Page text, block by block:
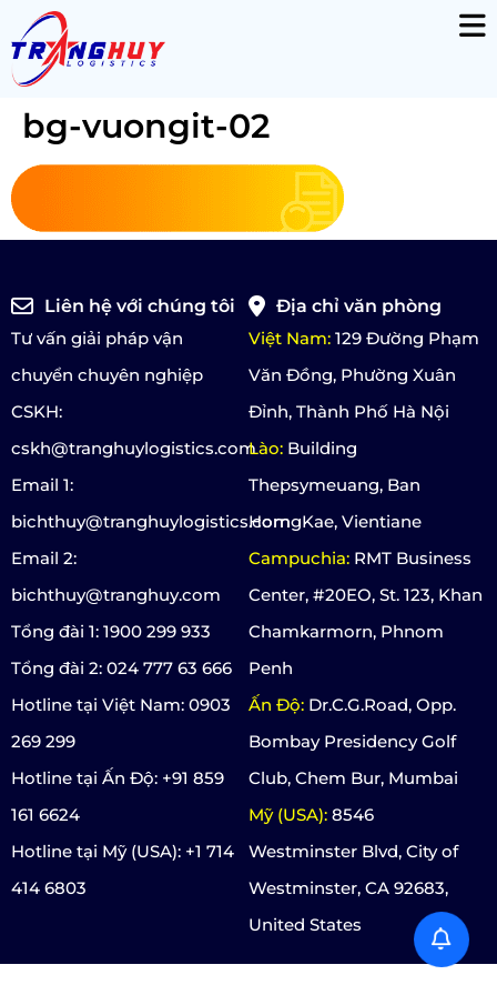
bg-vuongit-02
Liên hệ với chúng tôi
Tư vấn giải pháp vận
chuyển chuyên nghiệp
CSKH:
cskh@tranghuylogistics.com
Email 1:
bichthuy@tranghuylogistics.com
Email 2:
bichthuy@tranghuy.com
Tổng đài 1: 1900 299 933
Tổng đài 2: 024 777 63 666
Hotline tại Việt Nam: 0903
269 299
Hotline tại Ấn Độ: +91 859
161 6624
Hotline tại Mỹ (USA): +1 714
414 6803
Địa chỉ văn phòng
Việt Nam: 129 Đường Phạm
Văn Đồng, Phường Xuân
Đỉnh, Thành Phố Hà Nội
Lào: Building
Thepsymeuang, Ban
HorngKae, Vientiane
Campuchia: RMT Business
Center, #20EO, St. 123, Khan
Chamkarmorn, Phnom
Penh
Ấn Độ: Dr.C.G.Road, Opp.
Bombay Presidency Golf
Club, Chem Bur, Mumbai
Mỹ (USA): 8546
Westminster Blvd, City of
Westminster, CA 92683,
United States